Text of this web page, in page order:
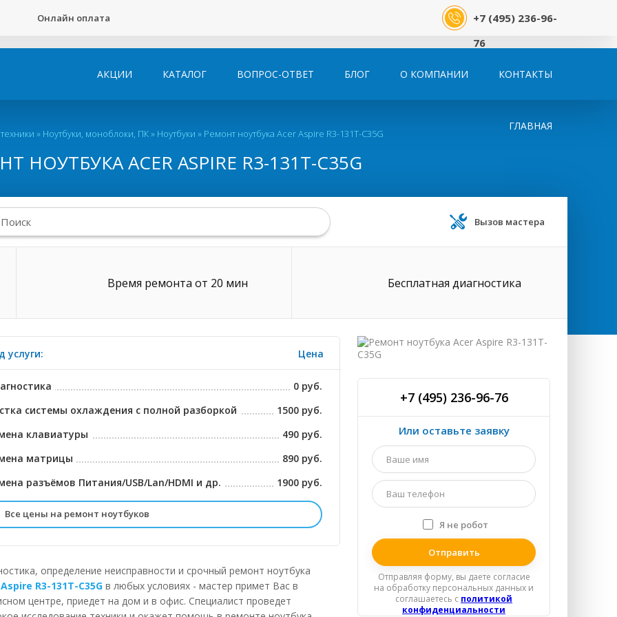
Онлайн оплата
+7 (495) 236-96-
76
КОНТАКТЫ
О КОМПАНИИ
БЛОГ
ВОПРОС-ОТВЕТ
КАТАЛОГ
АКЦИИ
ГЛАВНАЯ
» Ноутбуки, моноблоки, ПК» Ноутбуки » Ремонт ноутбука Acer Aspire R3-131T-C35G
НОУТБУКА ACER ASPIRE R3-131T-C35G
Вызов мастера
Время ремонта от 20 мин Бесплатная диагностика
услуги: Цена
0 руб.
системы охлаждения с полной разборкой
1500 руб.
клавиатуры
490 руб.
матрицы
890 руб.
разъёмов Питания/USB/Lan/HDMI и др.
1900 руб.
Все цены на ремонт ноутбуков
в сервисный центр
БЕСПЛАТНО
диагностика на спец. Оборудовании
2225 руб.
чистка системы охлаждения
790 руб.
определение неисправности и срочный ремонт ноутбука
R3-131T-C35G в любых условиях - мастер примет Вас в
центре, приедет на дом и в офис. Специалист проведет
+7 (495) 236-96-76
Или оставьте заявку
Ваше
имя
Ваш
телефон
спамер
Я не робот
Отправляя форму, вы даете согласие
на обработку персональных данных и
соглашаетесь c политикой
конфиденциальности